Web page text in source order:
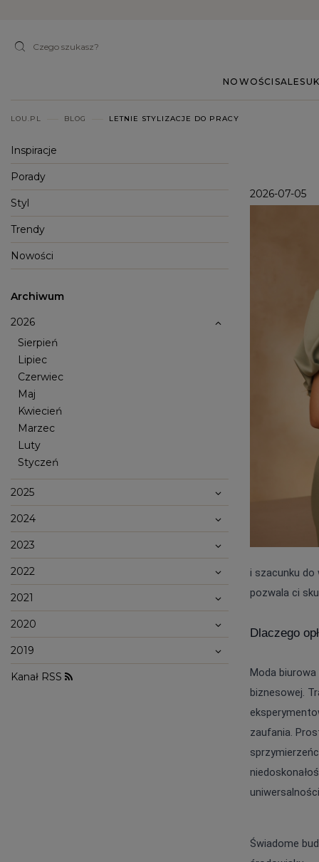
NOWOŚCI SALE
Popularne kategorie
ZOBACZ
Okazja
NA CO DZIEŃ
WALENTYNKI
KARNAWAŁOWE
IMPREZOWE
ELEGANCKIE
CASUALOWE
KOKTAJLOWE
DOPASOWANE
ROZKLOSZOWANE
ASYMETRYCZNE
DLA KOBIET W CIĄŻY
ODKRYJ NOWOŚCI
LOU.PL BLOG LETNIE STYLIZACJE DO PRACY
Inspiracje
Porady
Styl
Trendy
Nowości
Archiwum
2026
Sierpień
Lipiec
Czerwiec
Maj
Kwiecień
Marzec
Luty
Styczeń
2025
2024
2023
2022
2021
2020
2019
Kanał RSS
2026-07-05
i szacunku do
pozwala ci
Dlaczego
Moda
biznesowej.
zaufania.
Świadome